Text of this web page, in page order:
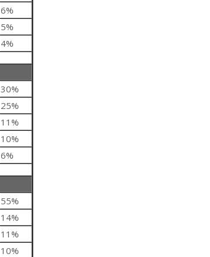
6%
5%
4%
30%
25%
11%
10%
6%
55%
14%
11%
10%